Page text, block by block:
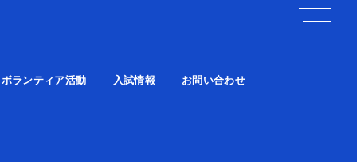
ボランティア活動 入試情報 お問い合わせ